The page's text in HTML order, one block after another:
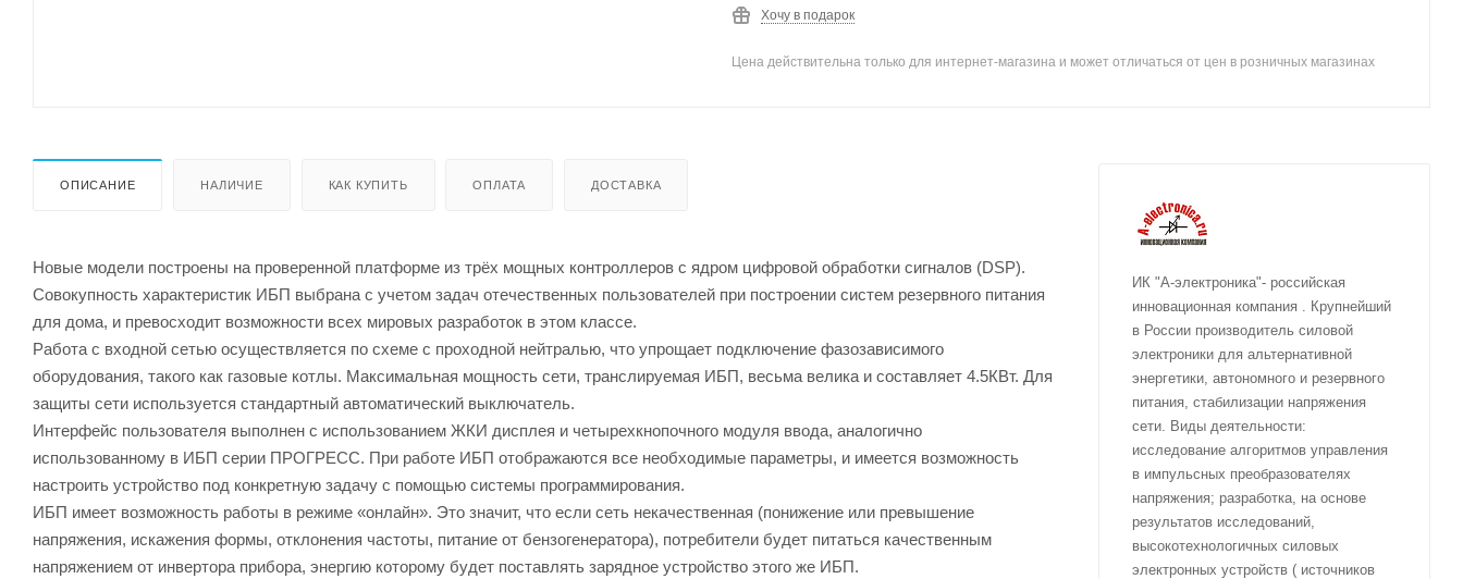
Хочу в подарок
Цена действительна только для интернет-магазина и может отличаться от цен в розничных магазинах
ОПИСАНИЕ НАЛИЧИЕ КАК КУПИТЬ ОПЛАТА ДОСТАВКА
Новые модели построены на проверенной платформе из трёх мощных контроллеров с ядром цифровой обработки сигналов (DSP).
Совокупность характеристик ИБП выбрана с учетом задач отечественных пользователей при построении систем резервного питания
для дома, и превосходит возможности всех мировых разработок в этом классе.
Работа с входной сетью осуществляется по схеме с проходной нейтралью, что упрощает подключение фазозависимого
оборудования, такого как газовые котлы. Максимальная мощность сети, транслируемая ИБП, весьма велика и составляет 4.5КВт. Для
защиты сети используется стандартный автоматический выключатель.
Интерфейс пользователя выполнен с использованием ЖКИ дисплея и четырехкнопочного модуля ввода, аналогично
использованному в ИБП серии ПРОГРЕСС. При работе ИБП отображаются все необходимые параметры, и имеется возможность
настроить устройство под конкретную задачу с помощью системы программирования.
ИБП имеет возможность работы в режиме «онлайн». Это значит, что если сеть некачественная (понижение или превышение
напряжения, искажения формы, отклонения частоты, питание от бензогенератора), потребители будет питаться качественным
напряжением от инвертора прибора, энергию которому будет поставлять зарядное устройство этого же ИБП.
ИК "А-электроника"- российская
инновационная компания . Крупнейший
в России производитель силовой
электроники для альтернативной
энергетики, автономного и резервного
питания, стабилизации напряжения
сети. Виды деятельности:
исследование алгоритмов управления
в импульсных преобразователях
напряжения; разработка, на основе
результатов исследований,
высокотехнологичных силовых
электронных устройств ( источников